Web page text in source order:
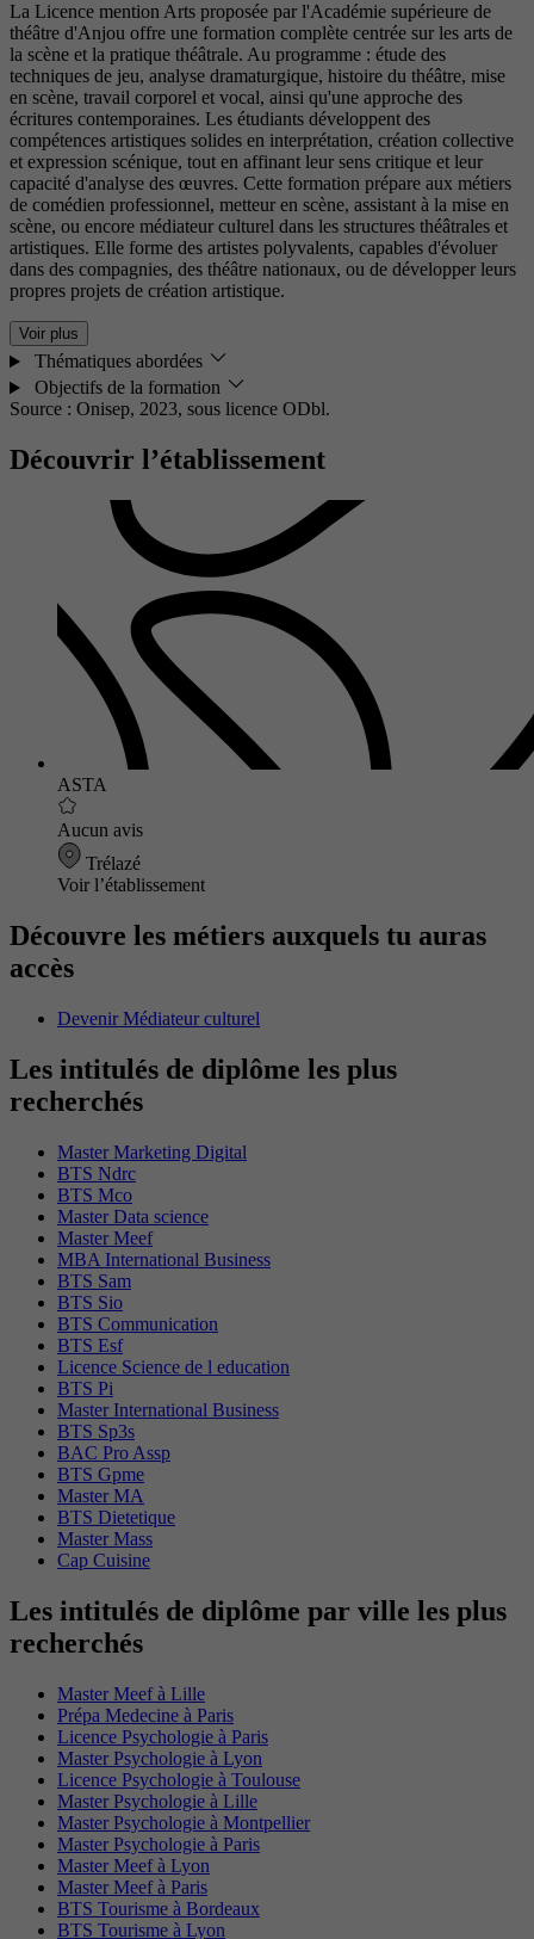
La Licence mention Arts proposée par l'Académie supérieure de
théâtre d'Anjou offre une formation complète centrée sur les arts de
la scène et la pratique théâtrale. Au programme : étude des
techniques de jeu, analyse dramaturgique, histoire du théâtre, mise
en scène, travail corporel et vocal, ainsi qu'une approche des
écritures contemporaines. Les étudiants développent des
compétences artistiques solides en interprétation, création collective
et expression scénique, tout en affinant leur sens critique et leur
capacité d'analyse des œuvres. Cette formation prépare aux métiers
de comédien professionnel, metteur en scène, assistant à la mise en
scène, ou encore médiateur culturel dans les structures théâtrales et
artistiques. Elle forme des artistes polyvalents, capables d'évoluer
dans des compagnies, des théâtre nationaux, ou de développer leurs
propres projets de création artistique.
Voir plus
Thématiques abordées
Objectifs de la formation
Source : Onisep, 2023, sous licence ODbl.
Découvrir l’établissement
ASTA
Aucun avis
Trélazé
Voir l’établissement
Découvre les métiers auxquels tu auras
accès
Devenir Médiateur culturel
Les intitulés de diplôme les plus
recherchés
Master Marketing Digital
BTS Ndrc
BTS Mco
Master Data science
Master Meef
MBA International Business
BTS Sam
BTS Sio
BTS Communication
BTS Esf
Licence Science de l education
BTS Pi
Master International Business
BTS Sp3s
BAC Pro Assp
BTS Gpme
Master MA
BTS Dietetique
Master Mass
Cap Cuisine
Les intitulés de diplôme par ville les plus
recherchés
Master Meef à Lille
Prépa Medecine à Paris
Licence Psychologie à Paris
Master Psychologie à Lyon
Licence Psychologie à Toulouse
Master Psychologie à Lille
Master Psychologie à Montpellier
Master Psychologie à Paris
Master Meef à Lyon
Master Meef à Paris
BTS Tourisme à Bordeaux
BTS Tourisme à Lyon